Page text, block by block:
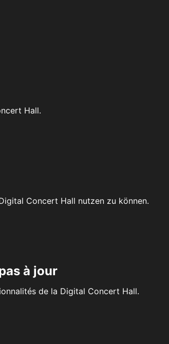
Hall.
Concert Hall nutzen zu können.
à jour
de la Digital Concert Hall.